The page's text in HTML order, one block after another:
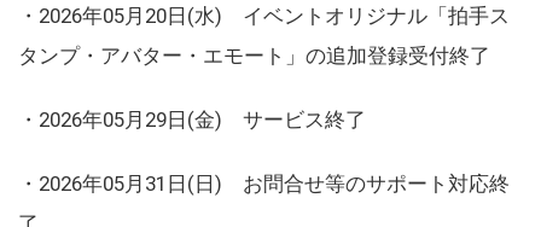
・2026年05月20日(水) イベントオリジナル「拍手ス
タンプ・アバター・エモート」の追加登録受付終了
・2026年05月29日(金) サービス終了
・2026年05月31日(日) お問合せ等のサポート対応終